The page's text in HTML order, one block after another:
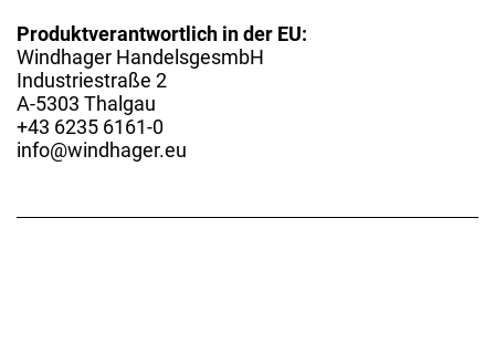
Produktverantwortlich in der EU:
Windhager HandelsgesmbH
Industriestraße 2
A-5303 Thalgau
+43 6235 6161-0
info@windhager.eu